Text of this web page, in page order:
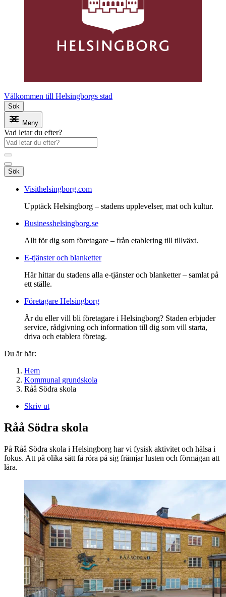
Välkommen till Helsingborgs stad
Sök
Meny
Vad letar du efter?
Sök
Visithelsingborg.com
Upptäck Helsingborg – stadens upplevelser, mat och kultur.
Businesshelsingborg.se
Allt för dig som företagare – från etablering till tillväxt.
E-tjänster och blanketter
Här hittar du stadens alla e-tjänster och blanketter – samlat på
ett ställe.
Företagare Helsingborg
Är du eller vill bli företagare i Helsingborg? Staden erbjuder
service, rådgivning och information till dig som vill starta,
driva och etablera företag.
Du är här:
Hem
Kommunal grundskola
Råå Södra skola
Skriv ut
Råå Södra skola
På Råå Södra skola i Helsingborg har vi fysisk aktivitet och hälsa i
fokus. Att på olika sätt få röra på sig främjar lusten och förmågan att
lära.